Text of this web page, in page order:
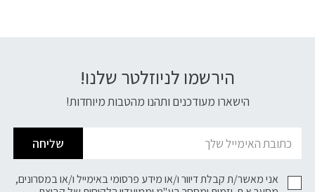
הירשמו לניוזלטר שלנו!
הישארו מעודכנים ותהנו מהטבות מיוחדות!
שליחה
אני מאשר/ת קבלת דיוור ו/או מידע פרסומי באימייל ו/או במסרונים,